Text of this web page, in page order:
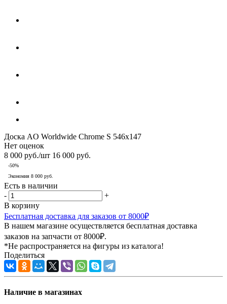
Доска AO Worldwide Chrome S 546x147
Нет оценок
8 000 руб./шт 16 000 руб.
-50%
Экономия 8 000 руб.
Есть в наличии
-
+
В корзину
Бесплатная доставка для заказов от 8000₽
В нашем магазине осуществляется бесплатная доставка
заказов на запчасти от 8000₽.
*Не распространяется на фигуры из каталога!
Поделиться
Наличие в магазинах